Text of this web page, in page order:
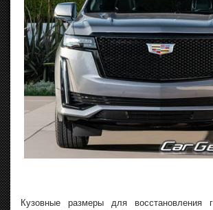
Кузовные размеры для восстановления